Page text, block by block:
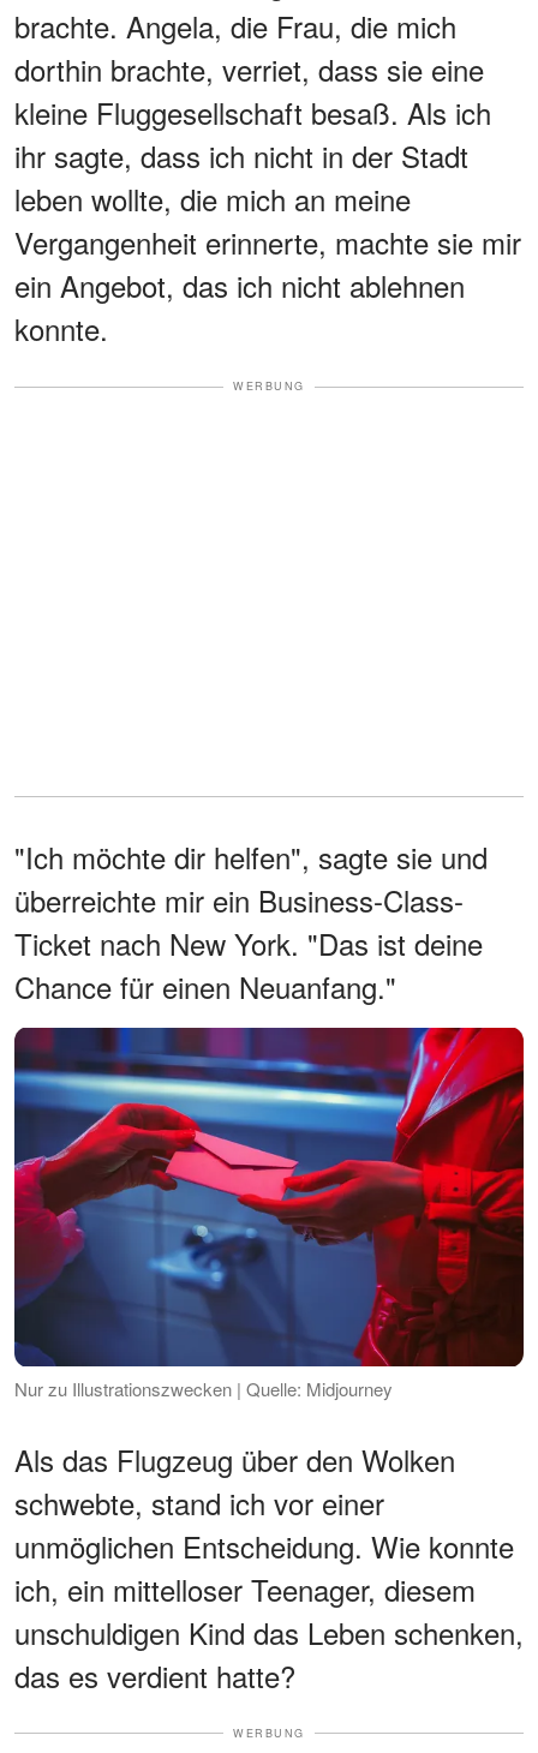
brachte. Angela, die Frau, die mich
dorthin brachte, verriet, dass sie eine
kleine Fluggesellschaft besaß. Als ich
ihr sagte, dass ich nicht in der Stadt
leben wollte, die mich an meine
Vergangenheit erinnerte, machte sie mir
ein Angebot, das ich nicht ablehnen
konnte.
WERBUNG
"Ich möchte dir helfen", sagte sie und
überreichte mir ein Business-Class-
Ticket nach New York. "Das ist deine
Chance für einen Neuanfang."
Nur zu Illustrationszwecken | Quelle: Midjourney
Als das Flugzeug über den Wolken
schwebte, stand ich vor einer
unmöglichen Entscheidung. Wie konnte
ich, ein mittelloser Teenager, diesem
unschuldigen Kind das Leben schenken,
das es verdient hatte?
WERBUNG